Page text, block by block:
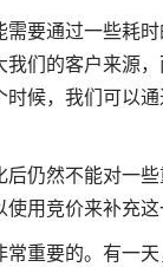
要通过一些耗
们的客户来源
时候，我们可以
仍然不能对一
用竞价来补充这
常重要的。有一